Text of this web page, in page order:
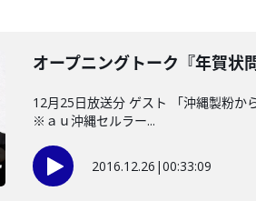
オープニングトーク『年賀状
12月25日放送分 ゲスト 「沖縄製粉か
※ａｕ沖縄セルラー...
2016.12.26 |00:33:09